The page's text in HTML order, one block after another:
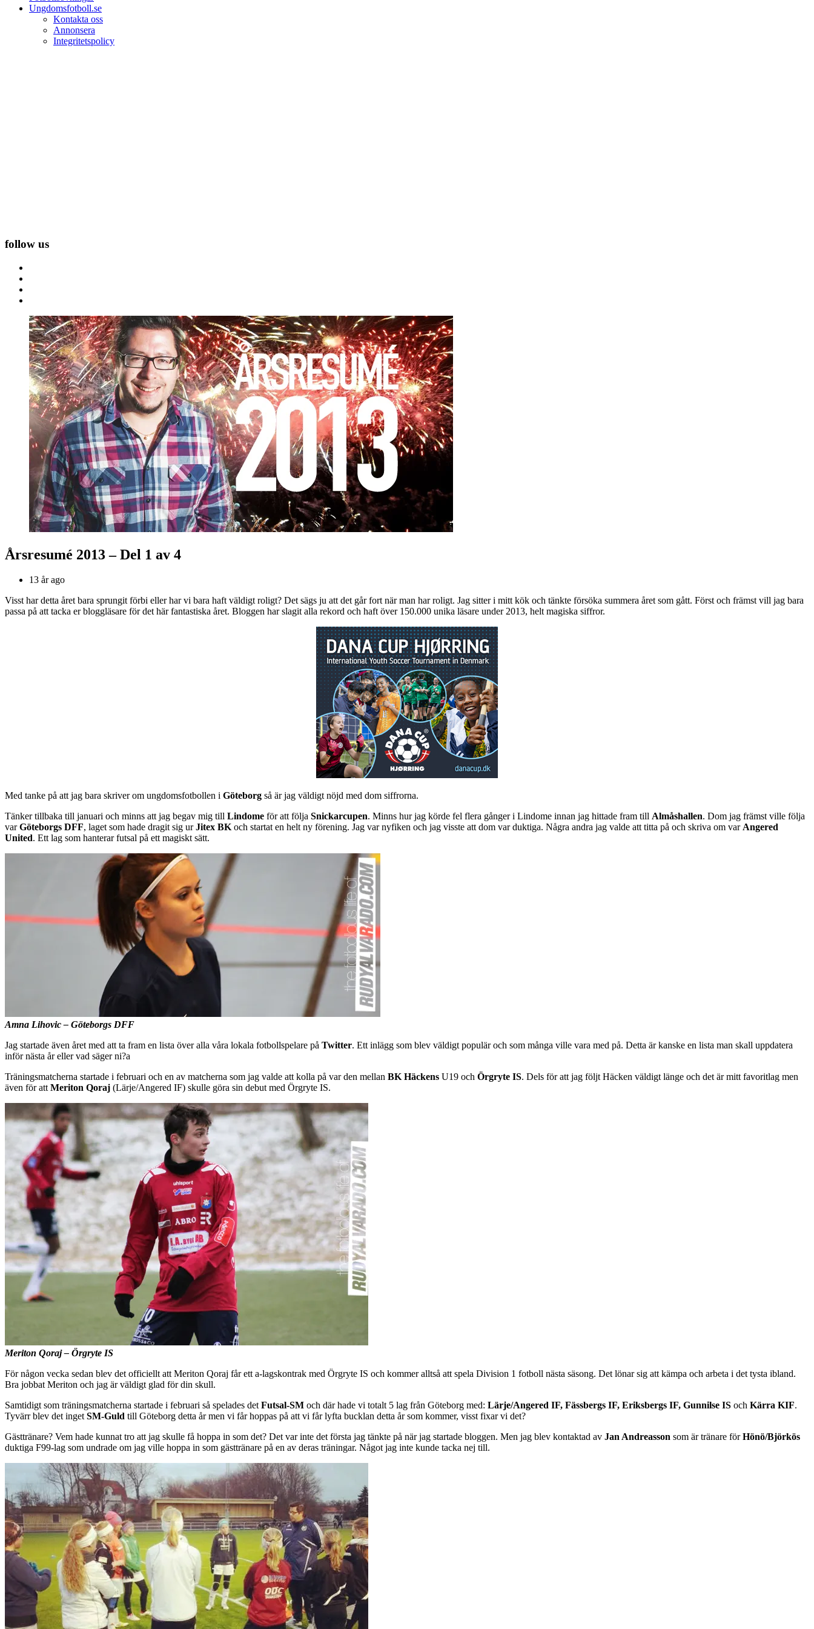
Ungdomsfotboll.se
Kontakta oss
Annonsera
Integritetspolicy
follow us
Årsresumé 2013 – Del 1 av 4
13 år ago
Visst har detta året bara sprungit förbi eller har vi bara haft väldigt roligt? Det sägs ju att det går fort när man har roligt. Jag sitter i mitt kök och tänkte försöka summera året som gått. Först och främst vill jag bara
passa på att tacka er bloggläsare för det här fantastiska året. Bloggen har slagit alla rekord och haft över 150.000 unika läsare under 2013, helt magiska siffror.
Med tanke på att jag bara skriver om ungdomsfotbollen i Göteborg så är jag väldigt nöjd med dom siffrorna.
Tänker tillbaka till januari och minns att jag begav mig till Lindome för att följa Snickarcupen. Minns hur jag körde fel flera gånger i Lindome innan jag hittade fram till Almåshallen. Dom jag främst ville följa
varGöteborgs DFF, laget som hade dragit sig urJitex BKoch startat en helt ny förening. Jag var nyfiken och jag visste att dom var duktiga. Några andra jag valde att titta på och skriva om varAngered
United. Ett lag som hanterar futsal på ett magiskt sätt.
Amna Lihovic – Göteborgs DFF
Jag startade även året med att ta fram en lista över alla våra lokala fotbollspelare på Twitter. Ett inlägg som blev väldigt populär och som många ville vara med på. Detta är kanske en lista man skall uppdatera
inför nästa år eller vad säger ni?a
Träningsmatcherna startade i februari och en av matcherna som jag valde att kolla på var den mellan BK Häckens U19 och Örgryte IS. Dels för att jag följt Häcken väldigt länge och det är mitt favoritlag men
även för attMeriton Qoraj (Lärje/Angered IF) skulle göra sin debut med Örgryte IS.
Meriton Qoraj – Örgryte IS
För någon vecka sedan blev det officiellt att Meriton Qoraj får ett a-lagskontrak med Örgryte IS och kommer alltså att spela Division 1 fotboll nästa säsong. Det lönar sig att kämpa och arbeta i det tysta ibland.
Bra jobbat Meriton och jag är väldigt glad för din skull.
Samtidigt som träningsmatcherna startade i februari så spelades detFutsal-SM och där hade vi totalt 5 lag från Göteborg med: Lärje/Angered IF, Fässbergs IF, Eriksbergs IF, Gunnilse IS och Kärra KIF.
Tyvärr blev det ingetSM-Guld till Göteborg detta år men vi får hoppas på att vi får lyfta bucklan detta år som kommer, visst fixar vi det?
Gästtränare? Vem hade kunnat tro att jag skulle få hoppa in som det? Det var inte det första jag tänkte på när jag startade bloggen. Men jag blev kontaktad av Jan Andreasson som är tränare förHönö/Björkös
duktiga F99-lag som undrade om jag ville hoppa in som gästtränare på en av deras träningar. Något jag inte kunde tacka nej till.